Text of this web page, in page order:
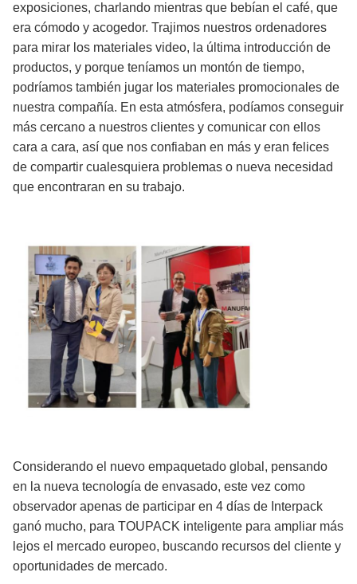
exposiciones, charlando mientras que bebían el café, que
era cómodo y acogedor. Trajimos nuestros ordenadores
para mirar los materiales video, la última introducción de
productos, y porque teníamos un montón de tiempo,
podríamos también jugar los materiales promocionales de
nuestra compañía. En esta atmósfera, podíamos conseguir
más cercano a nuestros clientes y comunicar con ellos
cara a cara, así que nos confiaban en más y eran felices
de compartir cualesquiera problemas o nueva necesidad
que encontraran en su trabajo.
Considerando el nuevo empaquetado global, pensando
en la nueva tecnología de envasado, este vez como
observador apenas de participar en 4 días de Interpack
ganó mucho, para TOUPACK inteligente para ampliar más
lejos el mercado europeo, buscando recursos del cliente y
oportunidades de mercado.